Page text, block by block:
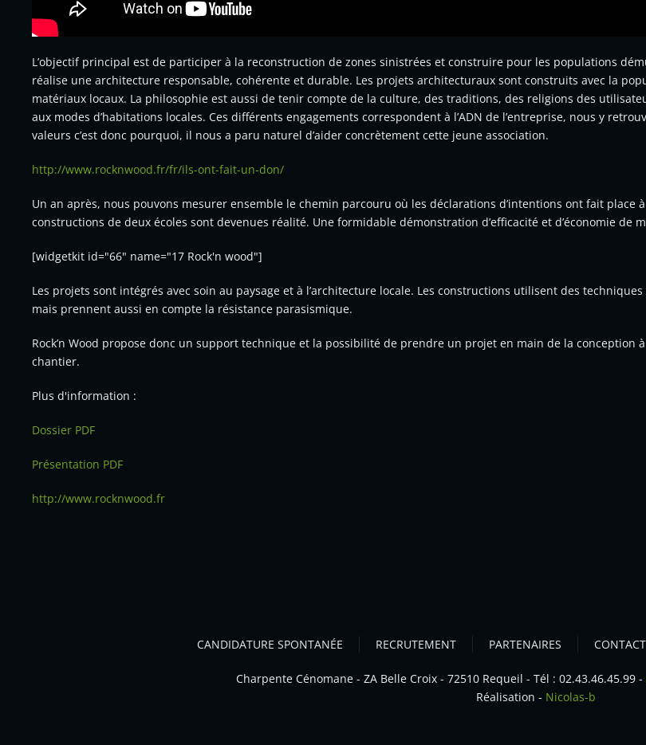
L’objectif principal est de participer à la reconstruction de zones sinistrées et construire pour les populations
réalise une architecture responsable, cohérente et durable. Les projets architecturaux sont construits avec la
matériaux locaux. La philosophie est aussi de tenir compte de la culture, des traditions, des religions des
aux modes d’habitations locales. Ces différents engagements correspondent à l’ADN de l’entreprise, nous y
valeurs c’est donc pourquoi, il nous a paru naturel d’aider concrètement cette jeune association.
http://www.rocknwood.fr/fr/ils-ont-fait-un-don/
Un an après, nous pouvons mesurer ensemble le chemin parcouru où les déclarations d’intentions ont fait place
constructions de deux écoles sont devenues réalité. Une formidable démonstration d’efficacité et d’économie de
[widgetkit id="66" name="17 Rock'n wood"]
Les projets sont intégrés avec soin au paysage et à l’architecture locale. Les constructions utilisent des
mais prennent aussi en compte la résistance parasismique.
Rock’n Wood propose donc un support technique et la possibilité de prendre un projet en main de la conception
chantier.
Plus d'information :
Dossier PDF
Présentation PDF
http://www.rocknwood.fr
CANDIDATURE SPONTANÉE RECRUTEMENT PARTENAIRES CONTACT
Charpente Cénomane - ZA Belle Croix - 72510 Requeil - Tél : 02.43.46.45.99 -
Réalisation - Nicolas-b